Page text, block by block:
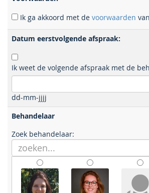
Ik ga akkoord met de voorwaarden
Datum eerstvolgende afspraak:
Ik weet de volgende afspraak met de
dd-mm-jjjj
Behandelaar
Zoek behandelaar: